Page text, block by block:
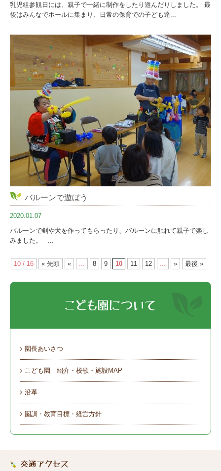
乳児組参観日には、親子で一緒に制作をしたり遊んだりしました。 最
後はみんなでホールに集まり、日常の保育での子ども達...
バルーンで遊ぼう
2020.01.07
バルーンで剣や犬を作ってもらったり、バルーンに触れて親子で楽し
みました。 ...
10 / 16 « 先頭 « 8 9 10 11 12 » 最後 »
園長あいさつ
こども園 紹介・校歌・施設MAP
沿革
園訓・教育目標・経営方針